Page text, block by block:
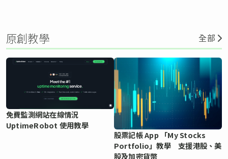
原創教學 全部
免費監測網站在線情況
UptimeRobot 使用教學
股票記帳 App 「My Stocks
Portfolio」教學 支援港股、美
股及加密貨幣